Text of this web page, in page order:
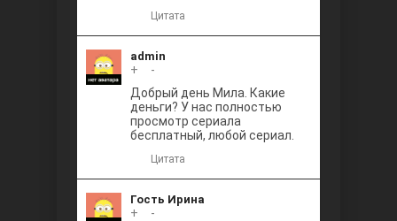
Цитата
admin
+
-
Добрый день Мила. Какие
деньги? У нас полностью
просмотр сериала
бесплатный, любой сериал.
Цитата
Гость Ирина
+
-